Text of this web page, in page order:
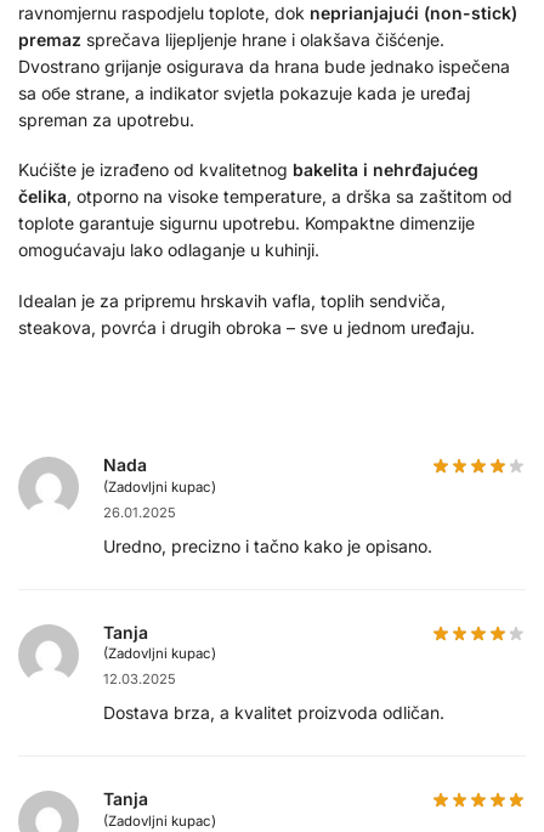
ravnomjernu raspodjelu toplote, dok neprianjajući (non-stick)
premaz sprečava lijepljenje hrane i olakšava čišćenje.
Dvostrano grijanje osigurava da hrana bude jednako ispečena
sa обе strane, a indikator svjetla pokazuje kada je uređaj
spreman za upotrebu.
Kućište je izrađeno od kvalitetnog bakelita i nehrđajućeg
čelika, otporno na visoke temperature, a drška sa zaštitom od
toplote garantuje sigurnu upotrebu. Kompaktne dimenzije
omogućavaju lako odlaganje u kuhinji.
Idealan je za pripremu hrskavih vafla, toplih sendviča,
steakova, povrća i drugih obroka – sve u jednom uređaju.
Nada
(Zadovljni kupac)
26.01.2025
Uredno, precizno i tačno kako je opisano.
Tanja
(Zadovljni kupac)
12.03.2025
Dostava brza, a kvalitet proizvoda odličan.
Tanja
(Zadovljni kupac)